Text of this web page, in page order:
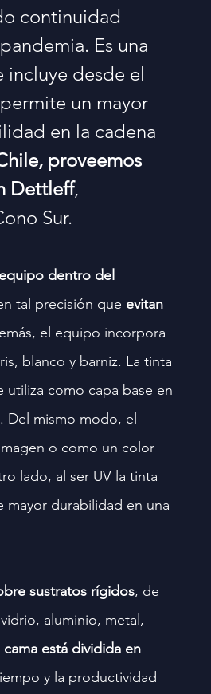
continuidad
Es una
incluye desde el
un mayor
en la cadena
proveemos
Dettleff,
Sur.
dentro del
tal precisión que evitan
el equipo incorpora
blanco y barniz. La tinta
utiliza como capa base en
Del mismo modo, el
o como un color
lado, al ser UV la tinta
mayor durabilidad en una
sustratos rígidos, de
aluminio, metal,
cama está dividida en
y la productividad